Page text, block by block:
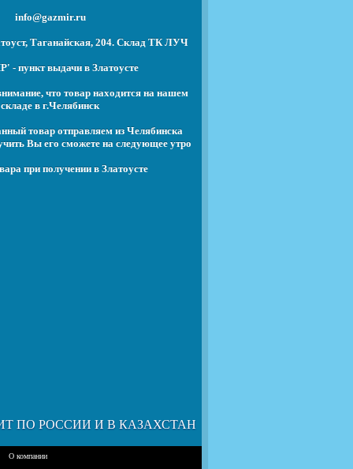
info@gazmir.ru
Таганайская, 204. Склад ТК ЛУЧ
- пункт выдачи в Златоусте
что товар находится на нашем
складе в г.Челябинск
товар отправляем из Челябинска
Вы его сможете на следующее утро
при получении в Златоусте
ПО РОССИИ И В КАЗАХСТАН
О компании